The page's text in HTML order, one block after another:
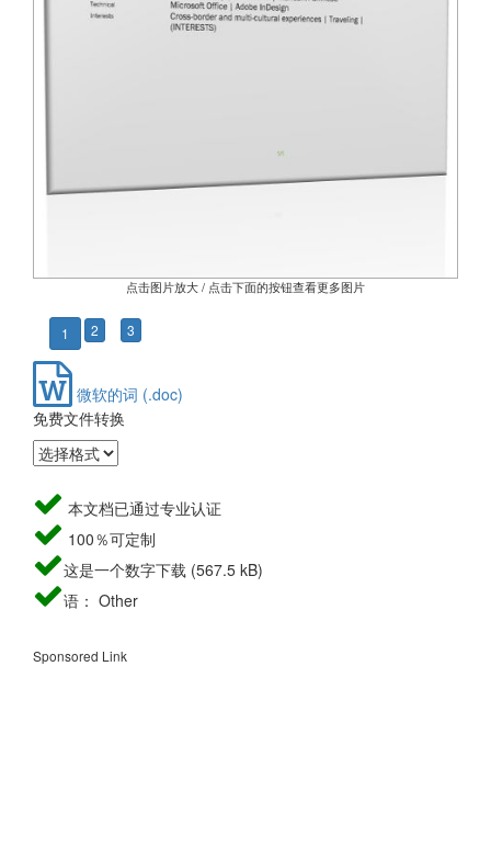
点击图片放大 / 点击下面的按钮查看更多图片
1 2 3
微软的词 (.doc)
免费文件转换
本文档已通过专业认证
100％可定制
这是一个数字下载 (567.5 kB)
语： Other
Sponsored Link